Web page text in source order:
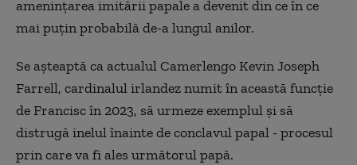
amenințarea imitării papale a devenit din ce în ce
mai puțin probabilă de-a lungul anilor.
Se așteaptă ca actualul Camerlengo Kevin Joseph
Farrell, cardinalul irlandez numit în această funcție
de Francisc în 2023, să urmeze exemplul și să
distrugă inelul înainte de conclavul papal - procesul
prin care va fi ales următorul papă.